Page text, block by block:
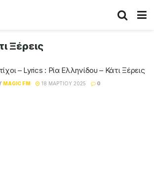
Ξέρεις
– Lyrics : Ρία Ελληνίδου – Κάτι Ξέρεις
MAGIC FM 18 ΜΑΡΤΊΟΥ 2025 0